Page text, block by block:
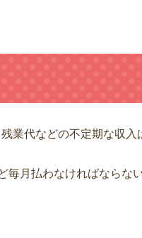
業代などの不定期な収入
毎月払わなければならな